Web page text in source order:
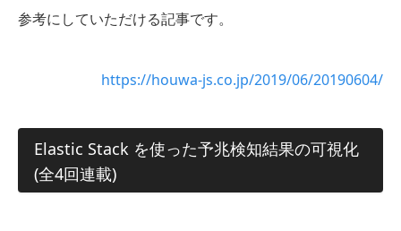
参考にしていただける記事です。
https://houwa-js.co.jp/2019/06/20190604/
Elastic Stack を使った予兆検知結果の可視化
(全4回連載)